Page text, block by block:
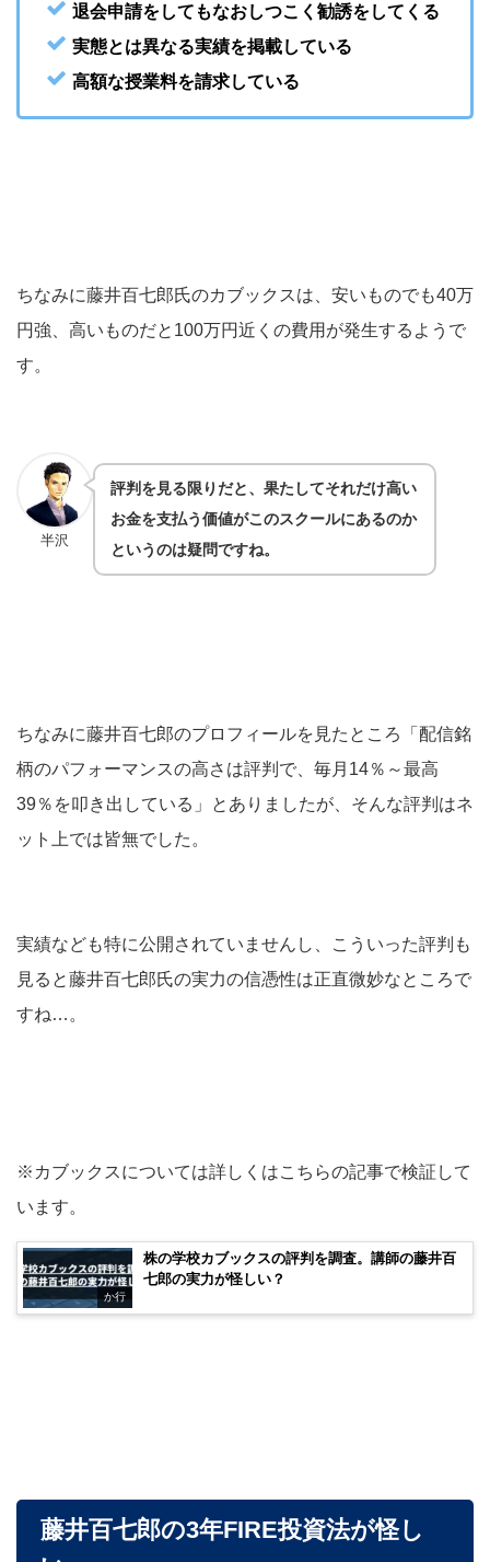
退会申請をしてもなおしつこく勧誘をしてくる
実態とは異なる実績を掲載している
高額な授業料を請求している
ちなみに藤井百七郎氏のカブックスは、安いものでも40万
円強、高いものだと100万円近くの費用が発生するようで
す。
半沢
評判を見る限りだと、果たしてそれだけ高い
お金を支払う価値がこのスクールにあるのか
というのは疑問ですね。
ちなみに藤井百七郎のプロフィールを見たところ「配信銘
柄のパフォーマンスの高さは評判で、毎月14％～最高
39％を叩き出している」とありましたが、そんな評判はネ
ット上では皆無でした。
実績なども特に公開されていませんし、こういった評判も
見ると藤井百七郎氏の実力の信憑性は正直微妙なところで
すね…。
※カブックスについては詳しくはこちらの記事で検証して
います。
か行
株の学校カブックスの評判を調査。講師の藤井百
七郎の実力が怪しい？
藤井百七郎の3年FIRE投資法が怪し